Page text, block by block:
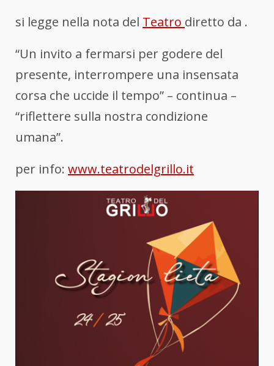
si legge nella nota del Teatro diretto da .
“Un invito a fermarsi per godere del
presente, interrompere una insensata
corsa che uccide il tempo” – continua –
“riflettere sulla nostra condizione
umana”.
per info: www.teatrodelgrillo.it